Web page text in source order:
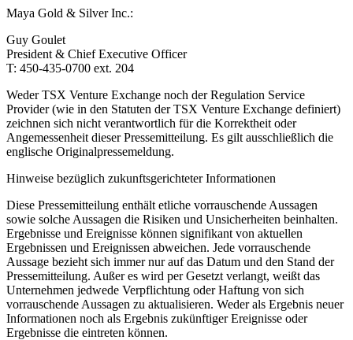
Maya Gold & Silver Inc.:
Guy Goulet
President & Chief Executive Officer
T: 450-435-0700 ext. 204
Weder TSX Venture Exchange noch der Regulation Service
Provider (wie in den Statuten der TSX Venture Exchange definiert)
zeichnen sich nicht verantwortlich für die Korrektheit oder
Angemessenheit dieser Pressemitteilung. Es gilt ausschließlich die
englische Originalpressemeldung.
Hinweise bezüglich zukunftsgerichteter Informationen
Diese Pressemitteilung enthält etliche vorrauschende Aussagen
sowie solche Aussagen die Risiken und Unsicherheiten beinhalten.
Ergebnisse und Ereignisse können signifikant von aktuellen
Ergebnissen und Ereignissen abweichen. Jede vorrauschende
Aussage bezieht sich immer nur auf das Datum und den Stand der
Pressemitteilung. Außer es wird per Gesetzt verlangt, weißt das
Unternehmen jedwede Verpflichtung oder Haftung von sich
vorrauschende Aussagen zu aktualisieren. Weder als Ergebnis neuer
Informationen noch als Ergebnis zukünftiger Ereignisse oder
Ergebnisse die eintreten können.